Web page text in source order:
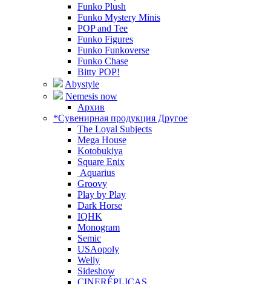
Funko Plush
Funko Mystery Minis
POP and Tee
Funko Figures
Funko Funkoverse
Funko Chase
Bitty POP!
Abystyle
Nemesis now
Архив
*Сувенирная продукция Другое
The Loyal Subjects
Mega House
Kotobukiya
Square Enix
Aquarius
Groovy
Play by Play
Dark Horse
IQHK
Monogram
Semic
USAopoly
Welly
Sideshow
CINERÉPLICAS